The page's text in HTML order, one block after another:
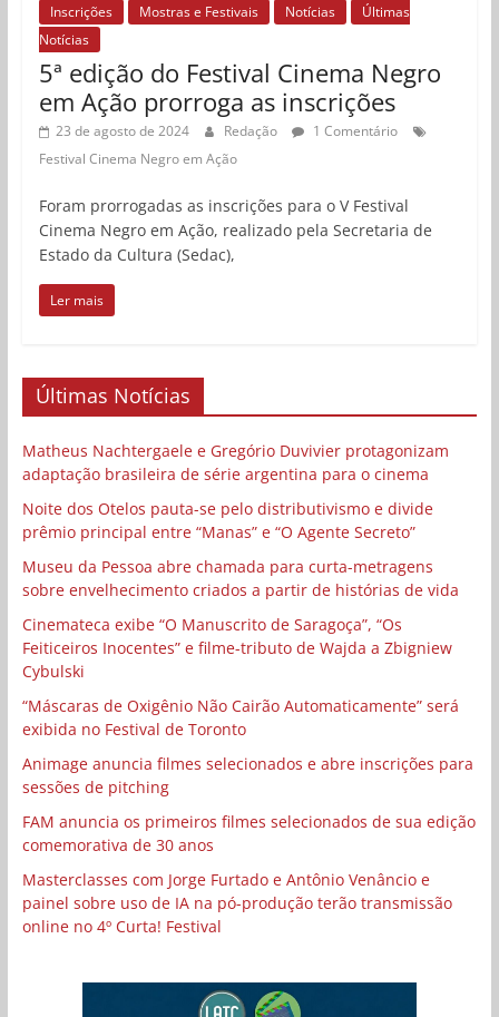
Inscrições Mostras e Festivais Notícias
Últimas
Notícias
5ª edição do Festival Cinema Negro
em Ação prorroga as inscrições
23 de agosto de 2024 Redação
1 Comentário
Festival Cinema Negro em Ação
Foram prorrogadas as inscrições para o V Festival
Cinema Negro em Ação, realizado pela Secretaria de
Estado da Cultura (Sedac),
Ler mais
Últimas Notícias
Matheus Nachtergaele e Gregório Duvivier protagonizam
adaptação brasileira de série argentina para o cinema
Noite dos Otelos pauta-se pelo distributivismo e divide
prêmio principal entre “Manas” e “O Agente Secreto”
Museu da Pessoa abre chamada para curta-metragens
sobre envelhecimento criados a partir de histórias de vida
Cinemateca exibe “O Manuscrito de Saragoça”, “Os
Feiticeiros Inocentes” e filme-tributo de Wajda a Zbigniew
Cybulski
“Máscaras de Oxigênio Não Cairão Automaticamente” será
exibida no Festival de Toronto
Animage anuncia filmes selecionados e abre inscrições para
sessões de pitching
FAM anuncia os primeiros filmes selecionados de sua edição
comemorativa de 30 anos
Masterclasses com Jorge Furtado e Antônio Venâncio e
painel sobre uso de IA na pó-produção terão transmissão
online no 4º Curta! Festival